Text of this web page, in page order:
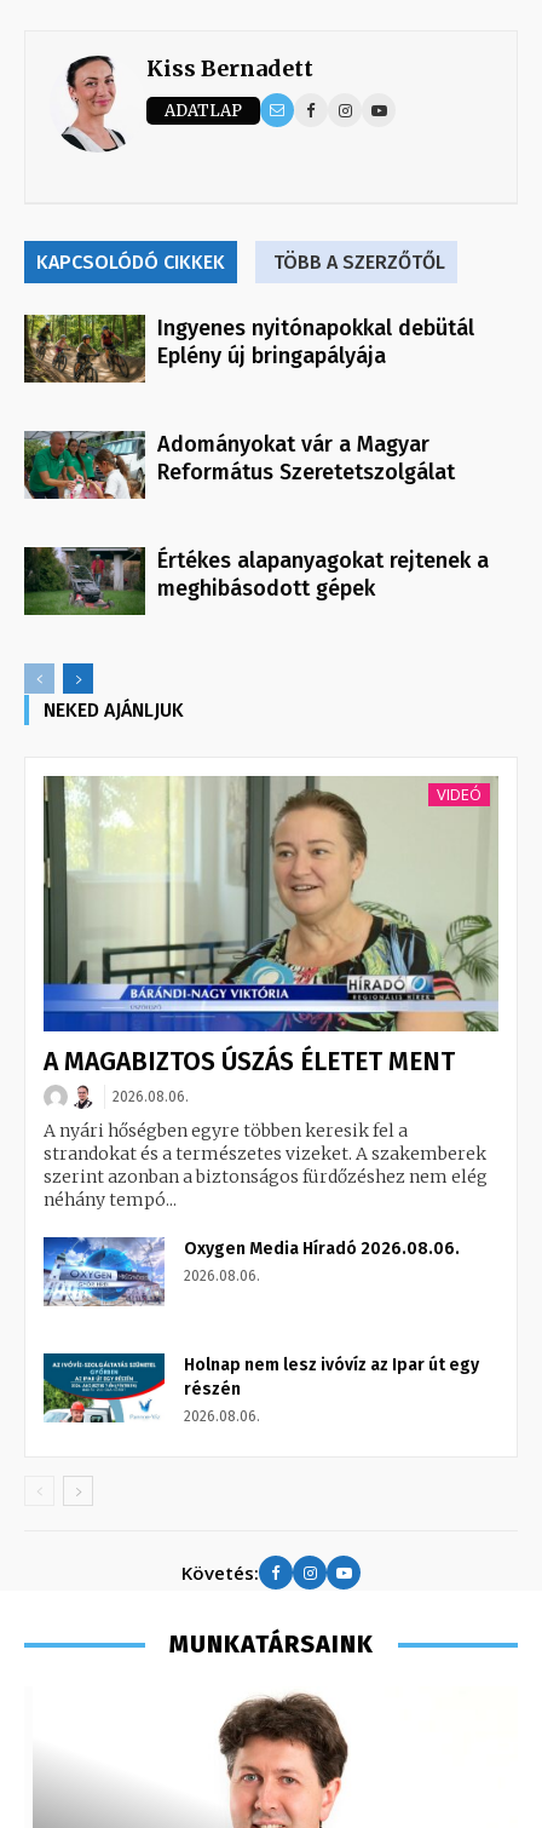
Kiss Bernadett
ADATLAP
KAPCSOLÓDÓ CIKKEK TÖBB A SZERZŐTŐL
Ingyenes nyitónapokkal debütál
Eplény új bringapályája
Adományokat vár a Magyar
Református Szeretetszolgálat
Értékes alapanyagokat rejtenek a
meghibásodott gépek
NEKED AJÁNLJUK
VIDEÓ
A MAGABIZTOS ÚSZÁS ÉLETET MENT
2026.08.06.
A nyári hőségben egyre többen keresik fel a
strandokat és a természetes vizeket. A szakemberek
szerint azonban a biztonságos fürdőzéshez nem elég
néhány tempó...
Oxygen Media Híradó 2026.08.06.
2026.08.06.
Holnap nem lesz ivóvíz az Ipar út egy
részén
2026.08.06.
Követés:
MUNKATÁRSAINK